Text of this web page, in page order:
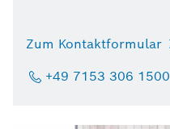
Zum Kontaktformular
+49 7153 306 1500